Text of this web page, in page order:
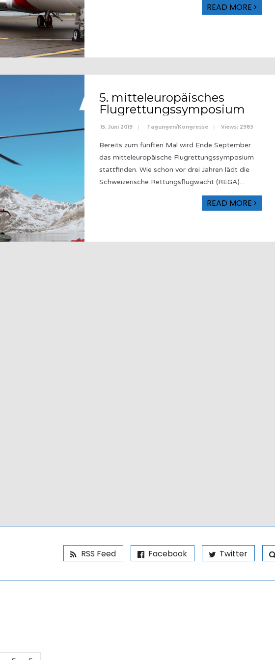
READ MORE
5. mitteleuropäisches
Flugrettungssymposium
15. Juni 2019 | Tagungen/Kongresse | Views: 2983
Bereits zum fünften Mal wird Ende September
das mitteleuropäische Flugrettungssymposium
stattfinden. Wie schon vor drei Jahren lädt die
Schweizerische Rettungsflugwacht (REGA)...
READ MORE
RSS Feed Facebook Twitter